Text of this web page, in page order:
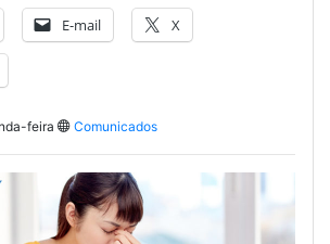
E-mail X
feira Comunicados